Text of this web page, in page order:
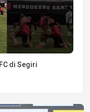
di Segiri